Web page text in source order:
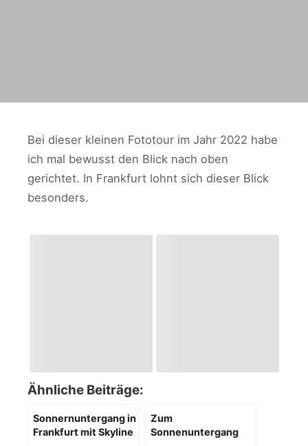
Bei dieser kleinen Fototour im Jahr 2022 habe
ich mal bewusst den Blick nach oben
gerichtet. In Frankfurt lohnt sich dieser Blick
besonders.
Ähnliche Beiträge:
Sonnernuntergang in
Frankfurt mit Skyline
Zum
Sonnenuntergang